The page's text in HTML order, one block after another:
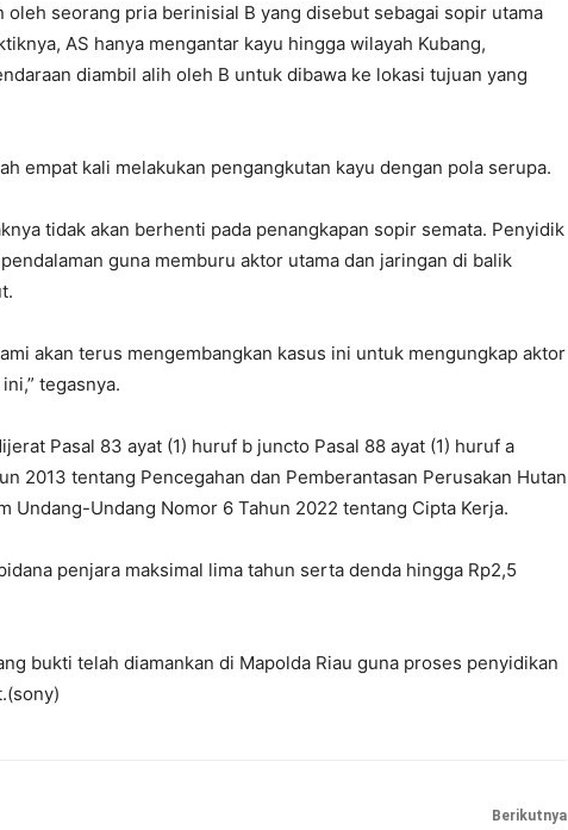
oleh seorang pria berinisial B yang disebut sebagai sopir utama
AS hanya mengantar kayu hingga wilayah Kubang,
diambil alih oleh B untuk dibawa ke lokasi tujuan yang
empat kali melakukan pengangkutan kayu dengan pola serupa.
tidak akan berhenti pada penangkapan sopir semata. Penyidik
guna memburu aktor utama dan jaringan di balik
akan terus mengembangkan kasus ini untuk mengungkap aktor
tegasnya.
Pasal 83 ayat (1) huruf b juncto Pasal 88 ayat (1) huruf a
2013 tentang Pencegahan dan Pemberantasan Perusakan Hutan
Undang-Undang Nomor 6 Tahun 2022 tentang Cipta Kerja.
penjara maksimal lima tahun serta denda hingga Rp2,5
bukti telah diamankan di Mapolda Riau guna proses penyidikan
Berikutnya